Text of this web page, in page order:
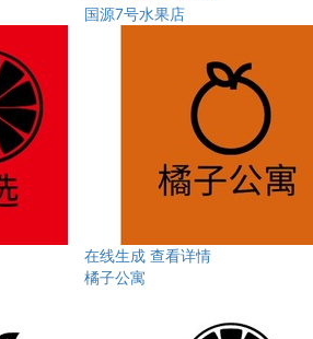
国源7号水果店
在线生成 查看详情
橘子公寓